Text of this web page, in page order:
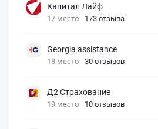
Капитал Лайф
17 место 173 отзыва
Georgia assistance
18 место 30 отзывов
Д2 Страхование
19 место 10 отзывов